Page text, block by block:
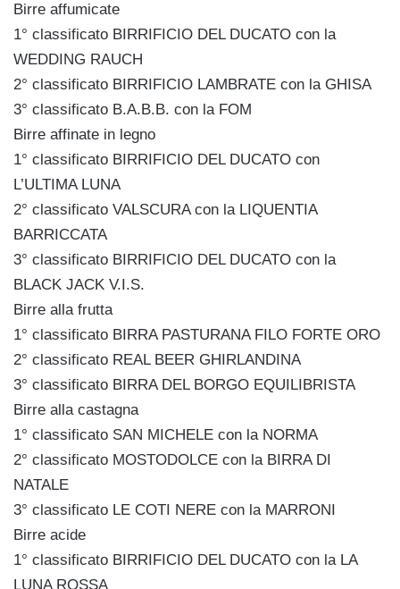
Birre affumicate
1° classificato BIRRIFICIO DEL DUCATO con la
WEDDING RAUCH
2° classificato BIRRIFICIO LAMBRATE con la GHISA
3° classificato B.A.B.B. con la FOM
Birre affinate in legno
1° classificato BIRRIFICIO DEL DUCATO con
L’ULTIMA LUNA
2° classificato VALSCURA con la LIQUENTIA
BARRICCATA
3° classificato BIRRIFICIO DEL DUCATO con la
BLACK JACK V.I.S.
Birre alla frutta
1° classificato BIRRA PASTURANA FILO FORTE ORO
2° classificato REAL BEER GHIRLANDINA
3° classificato BIRRA DEL BORGO EQUILIBRISTA
Birre alla castagna
1° classificato SAN MICHELE con la NORMA
2° classificato MOSTODOLCE con la BIRRA DI
NATALE
3° classificato LE COTI NERE con la MARRONI
Birre acide
1° classificato BIRRIFICIO DEL DUCATO con la LA
LUNA ROSSA